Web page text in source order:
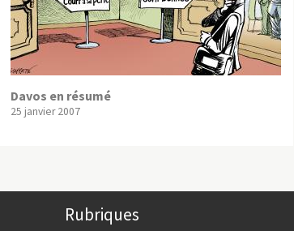
Davos en résumé
25 janvier 2007
Rubriques